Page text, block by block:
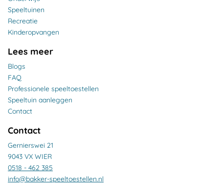
Speeltuinen
Recreatie
Kinderopvangen
Lees meer
Blogs
FAQ
Professionele speeltoestellen
Speeltuin aanleggen
Contact
Contact
Gernierswei 21
9043 VX WIER
0518 - 462 385
info@bakker-speeltoestellen.nl